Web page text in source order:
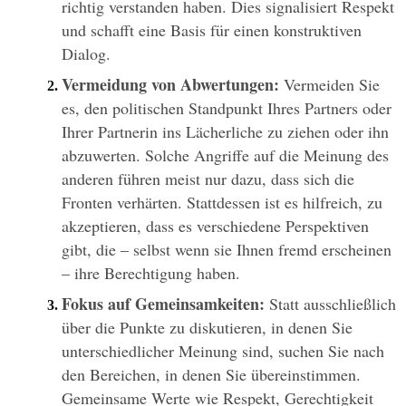
richtig verstanden haben. Dies signalisiert Respekt
und schafft eine Basis für einen konstruktiven
Dialog.
Vermeidung von Abwertungen: Vermeiden Sie
es, den politischen Standpunkt Ihres Partners oder
Ihrer Partnerin ins Lächerliche zu ziehen oder ihn
abzuwerten. Solche Angriffe auf die Meinung des
anderen führen meist nur dazu, dass sich die
Fronten verhärten. Stattdessen ist es hilfreich, zu
akzeptieren, dass es verschiedene Perspektiven
gibt, die – selbst wenn sie Ihnen fremd erscheinen
– ihre Berechtigung haben.
Fokus auf Gemeinsamkeiten: Statt ausschließlich
über die Punkte zu diskutieren, in denen Sie
unterschiedlicher Meinung sind, suchen Sie nach
den Bereichen, in denen Sie übereinstimmen.
Gemeinsame Werte wie Respekt, Gerechtigkeit